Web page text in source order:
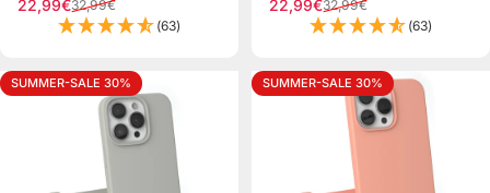
Sale price
22,99€
Regular price
32,99€
(63)
Sale price
22,99€
Regular price
32,99€
(63)
SUMMER-SALE 30% SUMMER-SALE 30%